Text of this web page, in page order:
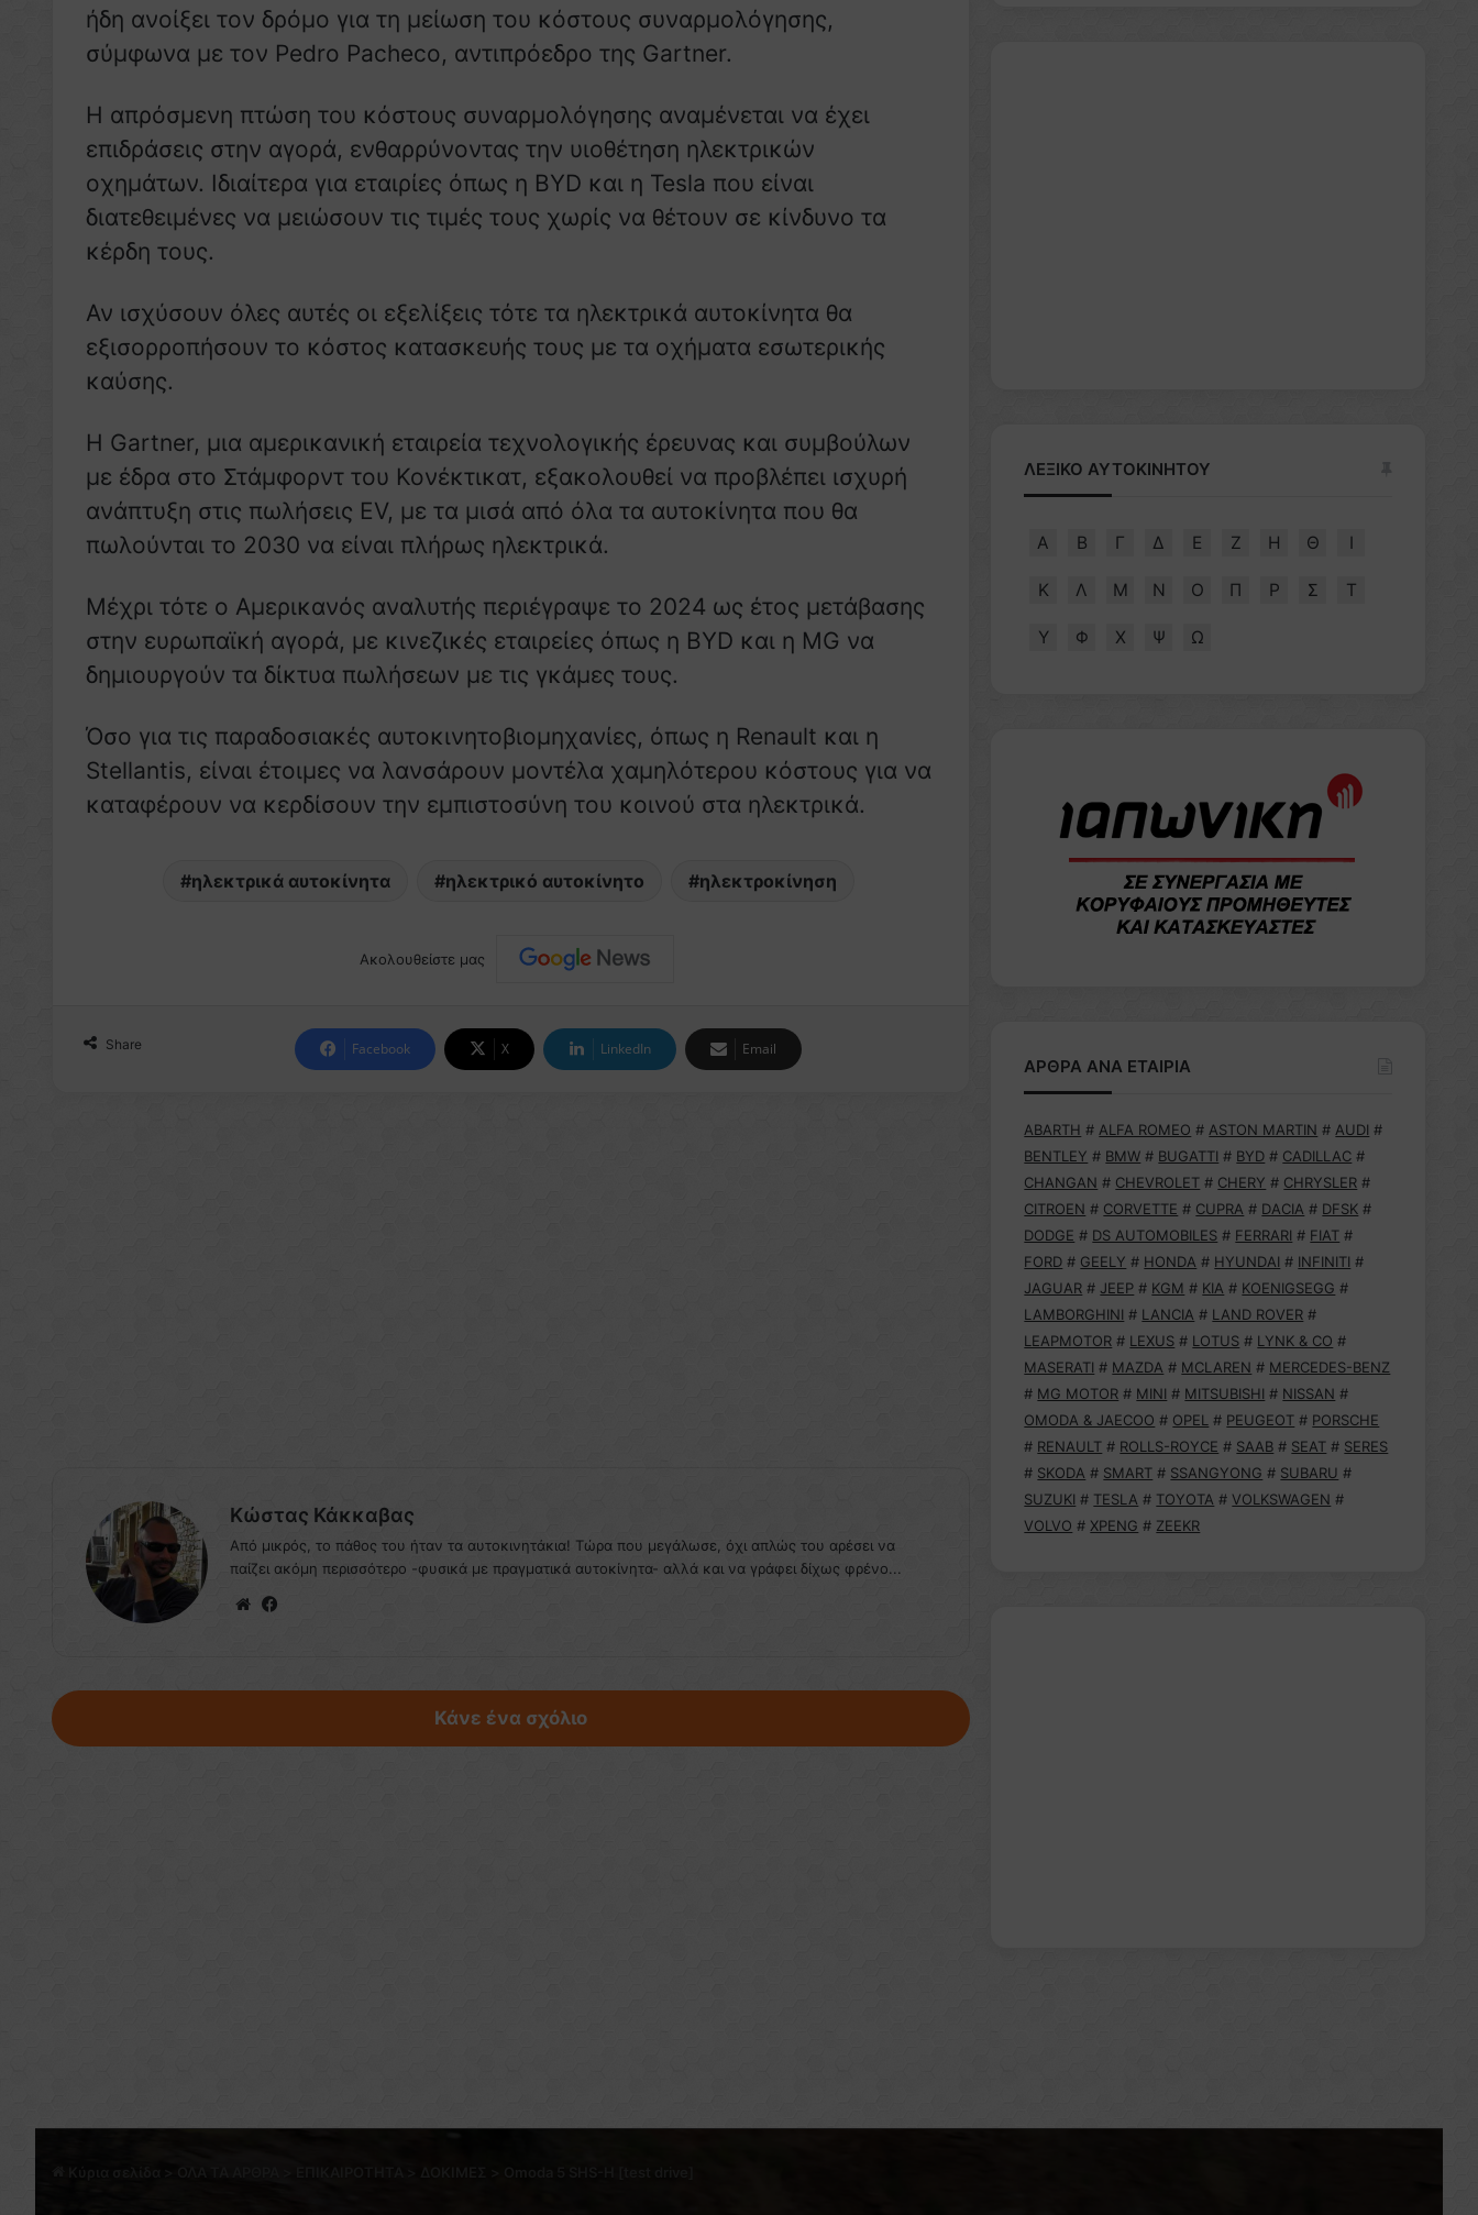
ήδη ανοίξει τον δρόμο για τη μείωση του κόστους συναρμολόγησης,
σύμφωνα με τον Pedro Pacheco, αντιπρόεδρο της Gartner.
Η απρόσμενη πτώση του κόστους συναρμολόγησης αναμένεται να έχει
επιδράσεις στην αγορά, ενθαρρύνοντας την υιοθέτηση ηλεκτρικών
οχημάτων. Ιδιαίτερα για εταιρίες όπως η BYD και η Tesla που είναι
διατεθειμένες να μειώσουν τις τιμές τους χωρίς να θέτουν σε κίνδυνο τα
κέρδη τους.
Αν ισχύσουν όλες αυτές οι εξελίξεις τότε τα ηλεκτρικά αυτοκίνητα θα
εξισορροπήσουν το κόστος κατασκευής τους με τα οχήματα εσωτερικής
καύσης.
Η Gartner, μια αμερικανική εταιρεία τεχνολογικής έρευνας και συμβούλων
με έδρα στο Στάμφορντ του Κονέκτικατ, εξακολουθεί να προβλέπει ισχυρή
ανάπτυξη στις πωλήσεις EV, με τα μισά από όλα τα αυτοκίνητα που θα
πωλούνται το 2030 να είναι πλήρως ηλεκτρικά.
Μέχρι τότε ο Αμερικανός αναλυτής περιέγραψε το 2024 ως έτος μετάβασης
στην ευρωπαϊκή αγορά, με κινεζικές εταιρείες όπως η BYD και η MG να
δημιουργούν τα δίκτυα πωλήσεων με τις γκάμες τους.
Όσο για τις παραδοσιακές αυτοκινητοβιομηχανίες, όπως η Renault και η
Stellantis, είναι έτοιμες να λανσάρουν μοντέλα χαμηλότερου κόστους για να
καταφέρουν να κερδίσουν την εμπιστοσύνη του κοινού στα ηλεκτρικά.
ηλεκτρικά αυτοκίνητα ηλεκτρικό αυτοκίνητο ηλεκτροκίνηση
Ακολουθείστε μας
Share Facebook X LinkedIn Email
Κώστας Κάκκαβας
Από μικρός, το πάθος του ήταν τα αυτοκινητάκια! Τώρα που μεγάλωσε, όχι απλώς του αρέσει να
παίζει ακόμη περισσότερο -φυσικά με πραγματικά αυτοκίνητα- αλλά και να γράφει δίχως φρένο...
Website
Κάνε ένα σχόλιο
ΛΕΞΙΚΟ ΑΥΤΟΚΙΝΗΤΟΥ
Α Β Γ Δ Ε Ζ Η Θ Ι
Κ Λ Μ Ν Ο Π Ρ Σ Τ
Υ Φ Χ Ψ Ω
ΑΡΘΡΑ ΑΝΑ ΕΤΑΙΡΙΑ
ABARTH # ALFA ROMEO # ASTON MARTIN # AUDI #
BENTLEY # BMW # BUGATTI # BYD # CADILLAC #
CHANGAN # CHEVROLET # CHERY # CHRYSLER #
CITROEN # CORVETTE # CUPRA # DACIA # DFSK #
DODGE # DS AUTOMOBILES # FERRARI # FIAT #
FORD # GEELY # HONDA # HYUNDAI # INFINITI #
JAGUAR # JEEP # KGM # KIA # KOENIGSEGG #
LAMBORGHINI # LANCIA # LAND ROVER #
LEAPMOTOR # LEXUS # LOTUS # LYNK & CO #
MASERATI # MAZDA # MCLAREN # MERCEDES-BENZ
# MG MOTOR # MINI # MITSUBISHI # NISSAN #
OMODA & JAECOO # OPEL # PEUGEOT # PORSCHE
# RENAULT # ROLLS-ROYCE # SAAB # SEAT # SERES
# SKODA # SMART # SSANGYONG # SUBARU #
SUZUKI # TESLA # TOYOTA # VOLKSWAGEN #
VOLVO # XPENG # ZEEKR